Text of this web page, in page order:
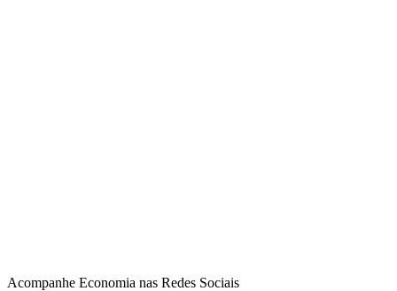
Acompanhe Economia nas Redes Sociais